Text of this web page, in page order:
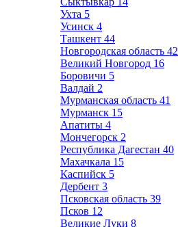
Ухта 5
Усинск 4
Ташкент 44
Новгородская область 42
Великий Новгород 16
Боровичи 5
Валдай 2
Мурманская область 41
Мурманск 15
Апатиты 4
Мончегорск 2
Республика Дагестан 40
Махачкала 15
Каспийск 5
Дербент 3
Псковская область 39
Псков 12
Великие Луки 8